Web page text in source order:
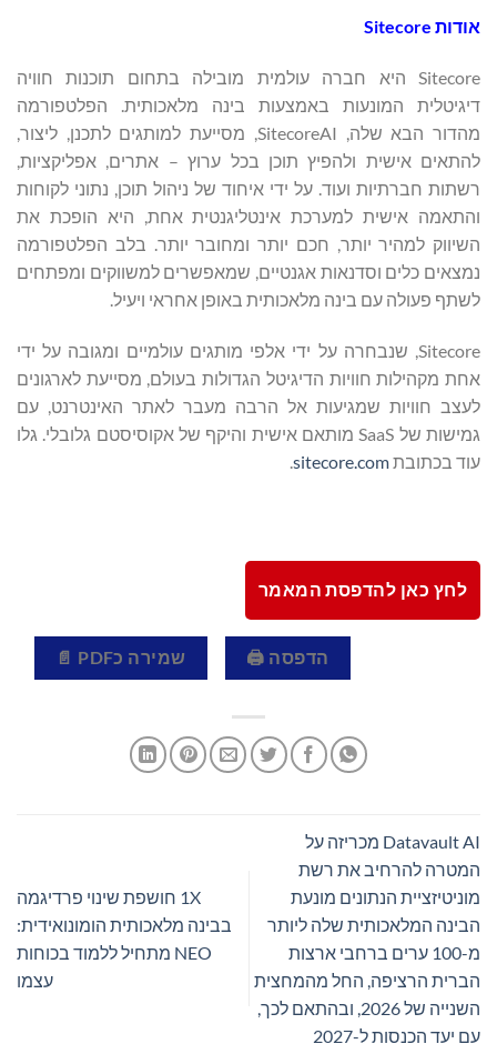
אודות Sitecore
Sitecore היא חברה עולמית מובילה בתחום תוכנות חוויה
דיגיטלית המונעות באמצעות בינה מלאכותית. הפלטפורמה
מהדור הבא שלה, SitecoreAI, מסייעת למותגים לתכנן, ליצור,
להתאים אישית ולהפיץ תוכן בכל ערוץ – אתרים, אפליקציות,
רשתות חברתיות ועוד. על ידי איחוד של ניהול תוכן, נתוני לקוחות
והתאמה אישית למערכת אינטליגנטית אחת, היא הופכת את
השיווק למהיר יותר, חכם יותר ומחובר יותר. בלב הפלטפורמה
נמצאים כלים וסדנאות אגנטיים, שמאפשרים למשווקים ומפתחים
לשתף פעולה עם בינה מלאכותית באופן אחראי ויעיל.
Sitecore, שנבחרה על ידי אלפי מותגים עולמיים ומגובה על ידי
אחת מקהילות חוויות הדיגיטל הגדולות בעולם, מסייעת לארגונים
לעצב חוויות שמגיעות אל הרבה מעבר לאתר האינטרנט, עם
גמישות של SaaS מותאם אישית והיקף של אקוסיסטם גלובלי. גלו
עוד בכתובתsitecore.com
.
לחץ כאן להדפסת המאמר
הדפסה 🖨 שמירה כPDF 📄
Datavault AI מכריזה על
המטרה להרחיב את רשת
מוניטיזציית הנתונים מונעת
הבינה המלאכותית שלה ליותר
מ-100 ערים ברחבי ארצות
הברית הרציפה, החל מהמחצית
השנייה של 2026, ובהתאם לכך,
עם יעד הכנסות ל-2027
1X חושפת שינוי פרדיגמה
בבינה מלאכותית הומונואידית:
NEO מתחיל ללמוד בכוחות
עצמו